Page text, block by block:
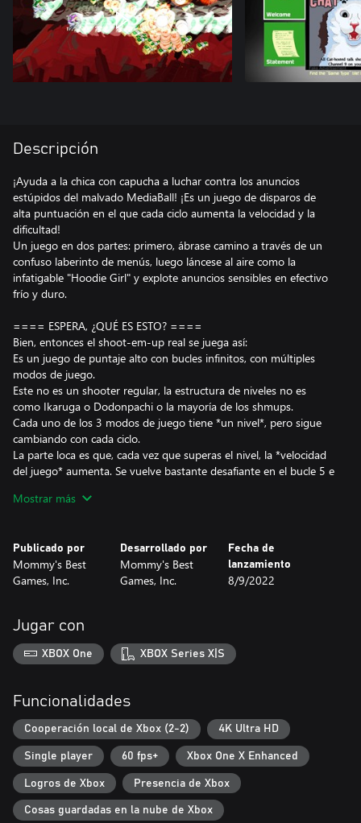
Descripción
¡Ayuda a la chica con capucha a luchar contra los anuncios
estúpidos del malvado MediaBall! ¡Es un juego de disparos de
alta puntuación en el que cada ciclo aumenta la velocidad y la
dificultad!
Un juego en dos partes: primero, ábrase camino a través de un
confuso laberinto de menús, luego láncese al aire como la
infatigable "Hoodie Girl" y explote anuncios sensibles en efectivo
frío y duro.
==== ESPERA, ¿QUÉ ES ESTO? ====
Bien, entonces el shoot-em-up real se juega así:
Es un juego de puntaje alto con bucles infinitos, con múltiples
modos de juego.
Este no es un shooter regular, la estructura de niveles no es
como Ikaruga o Dodonpachi o la mayoría de los shmups.
Cada uno de los 3 modos de juego tiene *un nivel*, pero sigue
cambiando con cada ciclo.
La parte loca es que, cada vez que superas el nivel, la *velocidad
del juego* aumenta. Se vuelve bastante desafiante en el bucle 5 e
disparas balas enemigas durante este tiempo, las transformas en
efectivo. ¡Y por cada tantas balas que destruyas de esta manera,
obtendrás un nuevo Time Pulse! Es bueno sacarte de un apuro, y
Una vez que comprenda el flujo de los bucles, sabrá cuándo es el
mejor momento para gastar su Time Pulse y comenzará a
descubrir cómo encadenarlos, ganar más y llegar más lejos.
diseño del nivel cambia cada vez que juegas. Este modo también
emocionante seguir intentándolo.
Mostrar más
Publicado por
Mommy's Best
Games, Inc.
Desarrollado por
Mommy's Best
Games, Inc.
Fecha de
lanzamiento
8/9/2022
Jugar con
XBOX One XBOX Series X|S
Funcionalidades
Cooperación local de Xbox (2-2) 4K Ultra HD
Single player 60 fps+ Xbox One X Enhanced
Logros de Xbox Presencia de Xbox
Cosas guardadas en la nube de Xbox